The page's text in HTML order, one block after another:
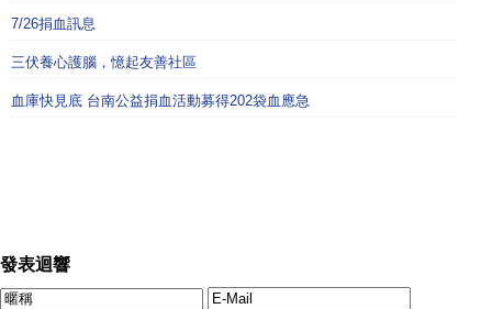
7/26捐血訊息
三伏養心護腦，憶起友善社區
血庫快見底 台南公益捐血活動募得202袋血應急
發表迴響